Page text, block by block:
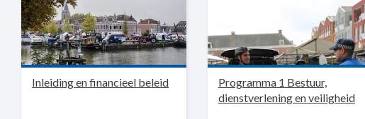
Inleiding en financieel beleid
Programma 1 Bestuur,
dienstverlening en veiligheid